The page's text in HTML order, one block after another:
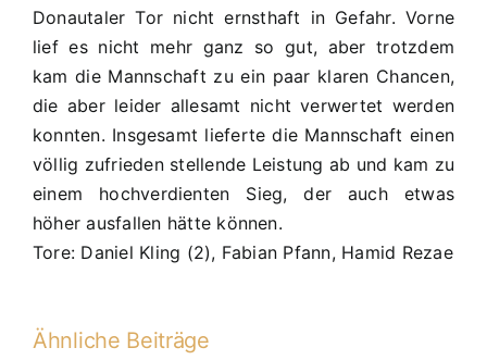
Donautaler Tor nicht ernsthaft in Gefahr. Vorne
lief es nicht mehr ganz so gut, aber trotzdem
kam die Mannschaft zu ein paar klaren Chancen,
die aber leider allesamt nicht verwertet werden
konnten. Insgesamt lieferte die Mannschaft einen
völlig zufrieden stellende Leistung ab und kam zu
einem hochverdienten Sieg, der auch etwas
höher ausfallen hätte können.
Tore: Daniel Kling (2), Fabian Pfann, Hamid Rezae
Ähnliche Beiträge